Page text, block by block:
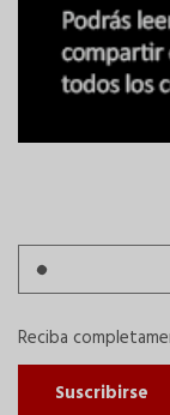
Reciba
Suscribirse